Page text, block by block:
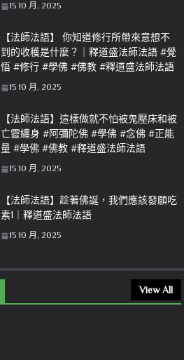
15 10 月, 2025
【法師法語】 你知道修行所帶來意想不
到的收穫是什麼？｜釋道盛法師法語 #覺
悟 #修行 #學佛 #佛教 #釋道盛法師法語
15 10 月, 2025
【法師法語】這樣做就不怕被鬼壓床和被
亡靈纏身 #阿彌陀佛 #學佛 #念佛 #正能
量 #學佛 #佛教 #釋道盛法師法語
15 10 月, 2025
【法師法語】趁著佛誕，我們應該發願吃
素1｜釋道盛法師法語
15 10 月, 2025
View All